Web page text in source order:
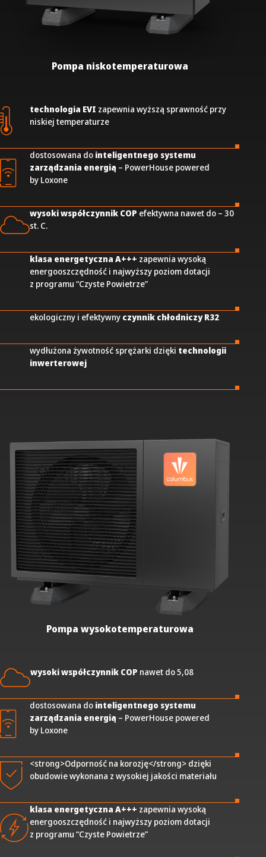
technologia EVI zapewnia wyższą sprawność przy
niskiej temperaturze
dostosowana do inteligentnego systemu
zarządzania energią – PowerHouse powered
by Loxone
wysoki współczynnik COP efektywna nawet do – 30
st. C.
Pompa niskotemperaturowa
klasa energetyczna A+++ zapewnia wysoką
energooszczędność i najwyższy poziom dotacji
z programu “Czyste Powietrze”
ekologiczny i efektywny czynnik chłodniczy R32
wydłużona żywotność sprężarki dzięki technologii
inwerterowej
wysoki współczynnik COP nawet do 5,08
dostosowana do inteligentnego systemu
zarządzania energią – PowerHouse powered
by Loxone
<strong>Odporność na korozję</strong> dzięki
obudowie wykonana z wysokiej jakości materiału
Pompa wysokotemperaturowa
klasa energetyczna A+++ zapewnia wysoką
energooszczędność i najwyższy poziom dotacji
z programu “Czyste Powietrze”